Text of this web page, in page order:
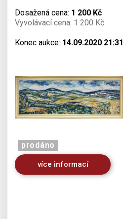
Dosažená cena: 1 200 Kč
Vyvolávací cena: 1 200 Kč
Konec aukce: 14.09.2020 21:31
prodáno
více informací